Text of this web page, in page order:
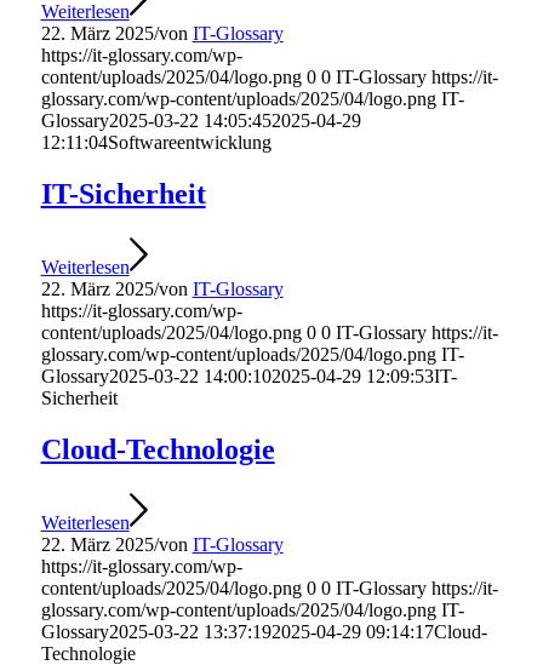
Weiterlesen
22. März 2025/von IT-Glossary
https://it-glossary.com/wp-
content/uploads/2025/04/logo.png 0 0 IT-Glossary https://it-
glossary.com/wp-content/uploads/2025/04/logo.png IT-
Glossary2025-03-22 14:05:452025-04-29
12:11:04Softwareentwicklung
IT-Sicherheit
Weiterlesen
22. März 2025/von IT-Glossary
https://it-glossary.com/wp-
content/uploads/2025/04/logo.png 0 0 IT-Glossary https://it-
glossary.com/wp-content/uploads/2025/04/logo.png IT-
Glossary2025-03-22 14:00:102025-04-29 12:09:53IT-
Sicherheit
Cloud-Technologie
Weiterlesen
22. März 2025/von IT-Glossary
https://it-glossary.com/wp-
content/uploads/2025/04/logo.png 0 0 IT-Glossary https://it-
glossary.com/wp-content/uploads/2025/04/logo.png IT-
Glossary2025-03-22 13:37:192025-04-29 09:14:17Cloud-
Technologie